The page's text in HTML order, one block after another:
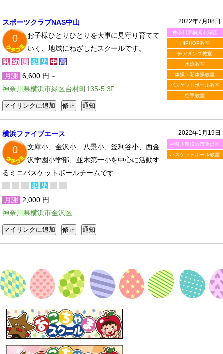
2022年7月08日
神奈川県横浜市緑区
HIPHOP教室
チアダンス教室
水泳教室
体操・新体操教室
バスケットボール教室
空手教室
スポーツクラブNAS中山
0
お子様ひとりひとりを大事に見守り育てて
いく、地域にねざしたスクールです。
月謝 6,600 円～
神奈川県横浜市緑区台村町135-5 3F
2022年1月19日
神奈川県横浜市金沢区
バスケットボール教室
横浜ファイブエース
0
文庫小、金沢小、八景小、釜利谷小、西金
沢学園小学部、並木第一小を中心に活動す
るミニバスケットボールチームです
月謝 2,000 円
神奈川県横浜市金沢区